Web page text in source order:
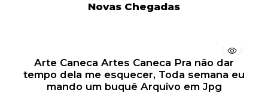
Novas Chegadas
Arte Caneca Artes Caneca Pra não dar
tempo dela me esquecer, Toda semana eu
mando um buquê Arquivo em Jpg